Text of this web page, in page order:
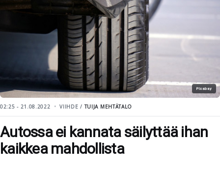
Pixabay
02:25 - 21.08.2022 VIIHDE /TUIJA MEHTÄTALO
Autossa ei kannata säilyttää ihan
kaikkea mahdollista